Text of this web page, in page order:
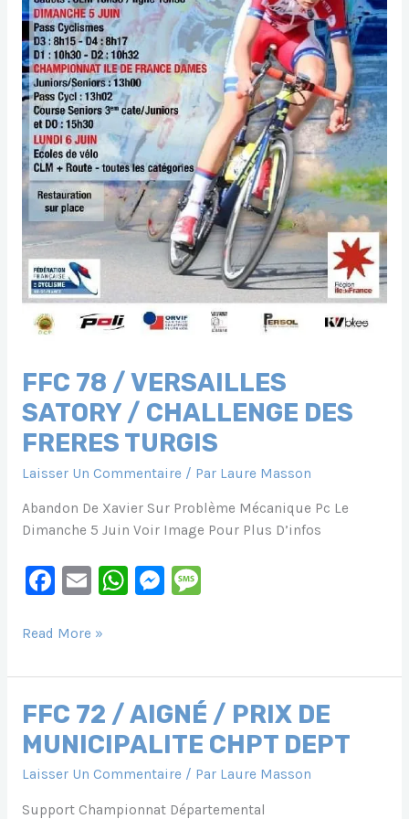
FFC 78 / VERSAILLES
SATORY / CHALLENGE DES
FRERES TURGIS
Laisser Un Commentaire / Par Laure Masson
Abandon De Xavier Sur Problème Mécanique Pc Le
Dimanche 5 Juin Voir Image Pour Plus D’infos
F
C
E
B
O
O
K
E
Ai
L
W
S
A
P
P
M
S
E
N
G
Er
S
A
G
E
FFC
/
SATORY
FRERES
Read More »
FFC 72 / AIGNÉ / PRIX DE
MUNICIPALITE CHPT DEPT
Laisser Un Commentaire / Par Laure Masson
Support Championnat Départemental